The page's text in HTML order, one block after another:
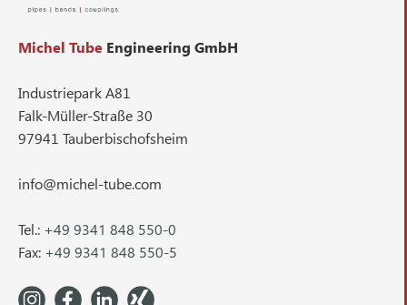
Michel Tube Engineering GmbH
Industriepark A81
Falk-Müller-Straße 30
97941 Tauberbischofsheim
info@michel-tube.com
Tel.: +49 9341 848 550-0
Fax: +49 9341 848 550-5